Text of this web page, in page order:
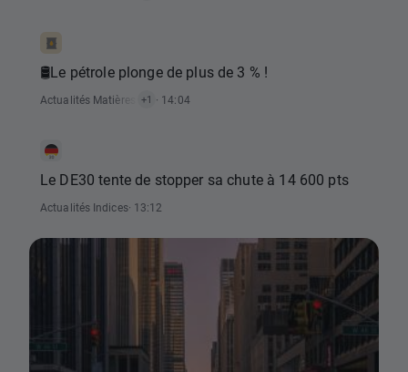
🛢Le pétrole plonge de plus de 3 % !
Actualités Matières Premières
+1 · 14:04
Le DE30 tente de stopper sa chute à 14 600 pts
Actualités Indices· 13:12